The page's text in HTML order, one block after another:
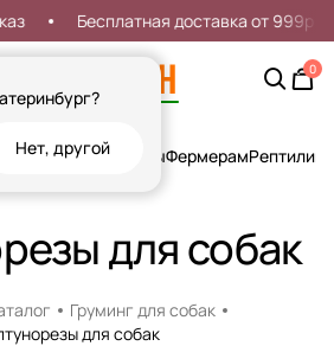
Нет, другой
Бесплатная доставка от 999р
0
и Хорьки ПтицыФермерамРептилии
для собак
Груминг для собак
для собак